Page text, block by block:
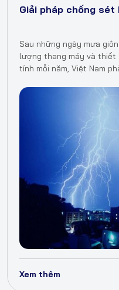
Giải pháp chống sét
Sau những ngày mưa
lượng thang máy và
tính mỗi năm, Việt Nam
Xem thêm